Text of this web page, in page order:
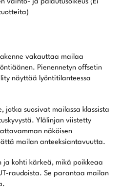
vaihto- ja palautusoikeus (Ei
vakauttaa mailaa
Pienennetyn offsetin
näyttää lyöntitilanteessa
jotka suosivat mailassa klassista
Ylälinjan viistetty
näköisen
mailan anteeksiantavuutta.
ja kohti kärkeä, mikä poikkeaa
raudoista. Se parantaa mailan